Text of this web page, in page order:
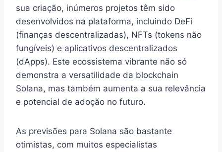
sua criação, inúmeros projetos têm sido
desenvolvidos na plataforma, incluindo DeFi
(finanças descentralizadas), NFTs (tokens não
fungíveis) e aplicativos descentralizados
(dApps). Este ecossistema vibrante não só
demonstra a versatilidade da blockchain
Solana, mas também aumenta a sua relevância
e potencial de adoção no futuro.
As previsões para Solana são bastante
otimistas, com muitos especialistas